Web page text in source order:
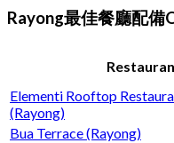
Rayong最佳餐廳配備
Elementi Rooftop
(Rayong)
Bua Terrace (Rayong)